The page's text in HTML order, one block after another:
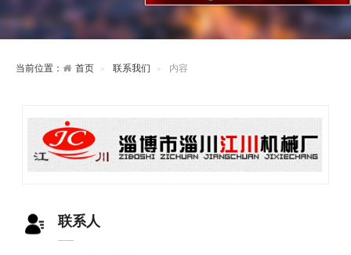
当前位置： 首页 联系我们 内容
联系人